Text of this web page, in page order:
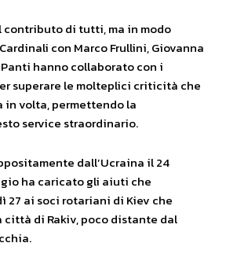
di tutti, ma in modo
con Marco Frullini, Giovanna
hanno collaborato con i
superare le molteplici criticità che
in volta, permettendo la
service straordinario.
dall’Ucraina il 24
ha caricato gli aiuti che
27 ai soci rotariani di Kiev che
città di Rakiv, poco distante dal